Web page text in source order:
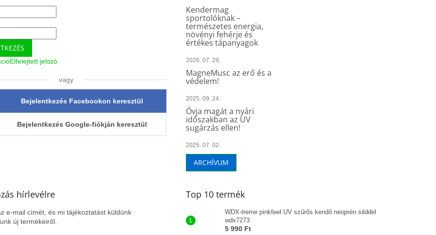
Elfelejtett jelszó
vagy
Bejelentkezés Facebookon keresztül
Bejelentkezés Google-fiókján keresztül
Kendermag
sportolóknak –
természetes energia,
növényi fehérje és
értékes tápanyagok
2026. 07. 29.
MagneMusc az erő és a
védelem!
2025. 09. 24.
Óvja magát a nyári
időszakban az UV
sugárzás ellen!
2025. 07. 02.
ARCHÍVUM
hírlevélre
e-mail címét, és mi tájékoztatást küldünk
új termékeiről.
Top 10 termék
WDX-treme pinkfeel UV szűrős kendő neoprén silddel
wdx7273
5 990 Ft